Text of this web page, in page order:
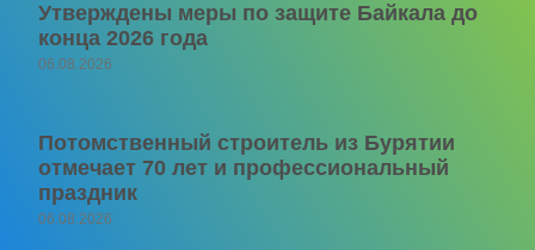
Утверждены меры по защите Байкала до
конца 2026 года
06.08.2026
Потомственный строитель из Бурятии
отмечает 70 лет и профессиональный
праздник
06.08.2026